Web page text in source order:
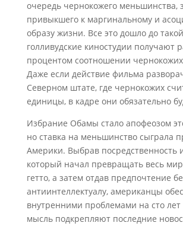
очередь чернокожего меньшинства,
привыкшего к маргинальному и
образу жизни. Все это дошло до
голливудские киностудии получают
процентом соотношении чернокожих
Даже если действие фильма
Северном штате, где чернокожих
единицы, в кадре они обязательно
Избрание Обамы стало апофеозом
но ставка на меньшинство сыграла
Америки. Выбрав посредственность
который начал превращать весь
гетто, а затем отдав предпочтение
антиинтеллектуалу, американцы
внутренними проблемами на сто лет
мысль подкрепляют последние